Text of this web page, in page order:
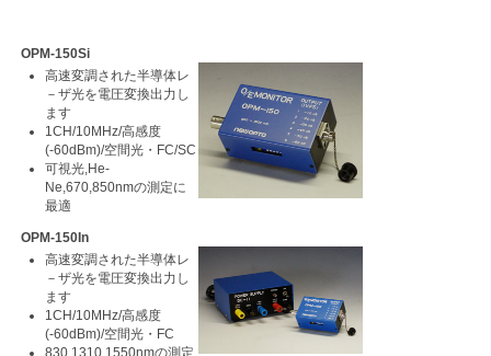
OPM-150Si
高速変調された半導体レ
－ザ光を電圧変換出力し
ます
1CH/10MHz/高感度
(-60dBm)/空間光・FC/SC
可視光,He-
Ne,670,850nmの測定に
最適
OPM-150In
高速変調された半導体レ
－ザ光を電圧変換出力し
ます
1CH/10MHz/高感度
(-60dBm)/空間光・FC
830,1310,1550nmの測定